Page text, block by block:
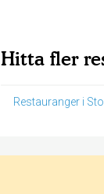
Hitta fler
Restauranger i